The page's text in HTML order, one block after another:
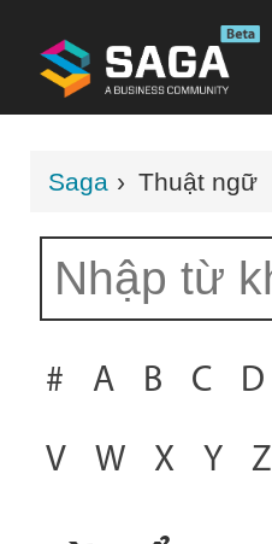
Saga › Thuật ngữ
# A B C D
V W X Y Z